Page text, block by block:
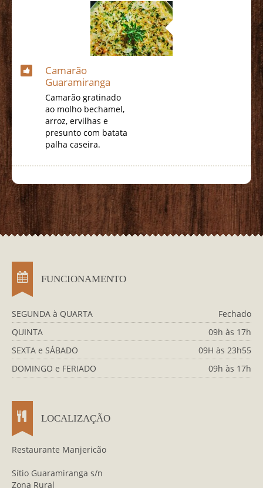
Camarão
Guaramiranga
Camarão gratinado
ao molho bechamel,
arroz, ervilhas e
presunto com batata
palha caseira.
FUNCIONAMENTO
SEGUNDA à QUARTA
Fechado
QUINTA
09h às 17h
SEXTA e SÁBADO
09H às 23h55
DOMINGO e FERIADO
09h às 17h
LOCALIZAÇÃO
Restaurante Manjericão
Sítio Guaramiranga s/n
Zona Rural